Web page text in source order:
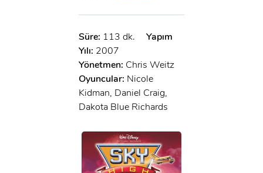
Süre: 113 dk.
Yapım
Yılı: 2007
Yönetmen: Chris Weitz
Oyuncular: Nicole
Kidman, Daniel Craig,
Dakota Blue Richards